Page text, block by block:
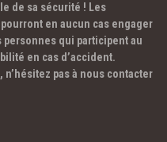
de sa sécurité ! Les
en aucun cas engager
personnes qui participent au
en cas d’accident.
pas à nous contacter